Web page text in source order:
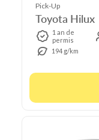
Pick-Up
Toyota Hilux
1 an de
permis
194 g/km